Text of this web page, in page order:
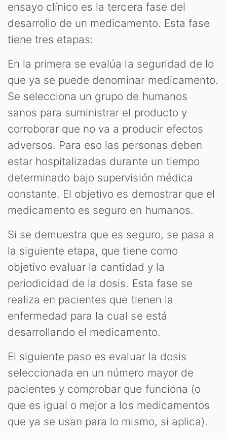
ensayo clínico es la tercera fase del
desarrollo de un medicamento. Esta fase
tiene tres etapas:
En la primera se evalúa la seguridad de lo
que ya se puede denominar medicamento.
Se selecciona un grupo de humanos
sanos para suministrar el producto y
corroborar que no va a producir efectos
adversos. Para eso las personas deben
estar hospitalizadas durante un tiempo
determinado bajo supervisión médica
constante. El objetivo es demostrar que el
medicamento es seguro en humanos.
Si se demuestra que es seguro, se pasa a
la siguiente etapa, que tiene como
objetivo evaluar la cantidad y la
periodicidad de la dosis. Esta fase se
realiza en pacientes que tienen la
enfermedad para la cual se está
desarrollando el medicamento.
El siguiente paso es evaluar la dosis
seleccionada en un número mayor de
pacientes y comprobar que funciona (o
que es igual o mejor a los medicamentos
que ya se usan para lo mismo, si aplica).